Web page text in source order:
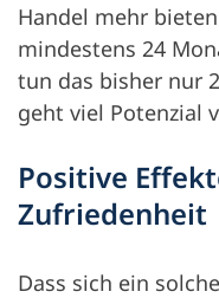
Handel mehr
mindestens 24
tun das bisher nur
geht viel Potenzial
Positive
Zufriedenheit
Dass sich ein